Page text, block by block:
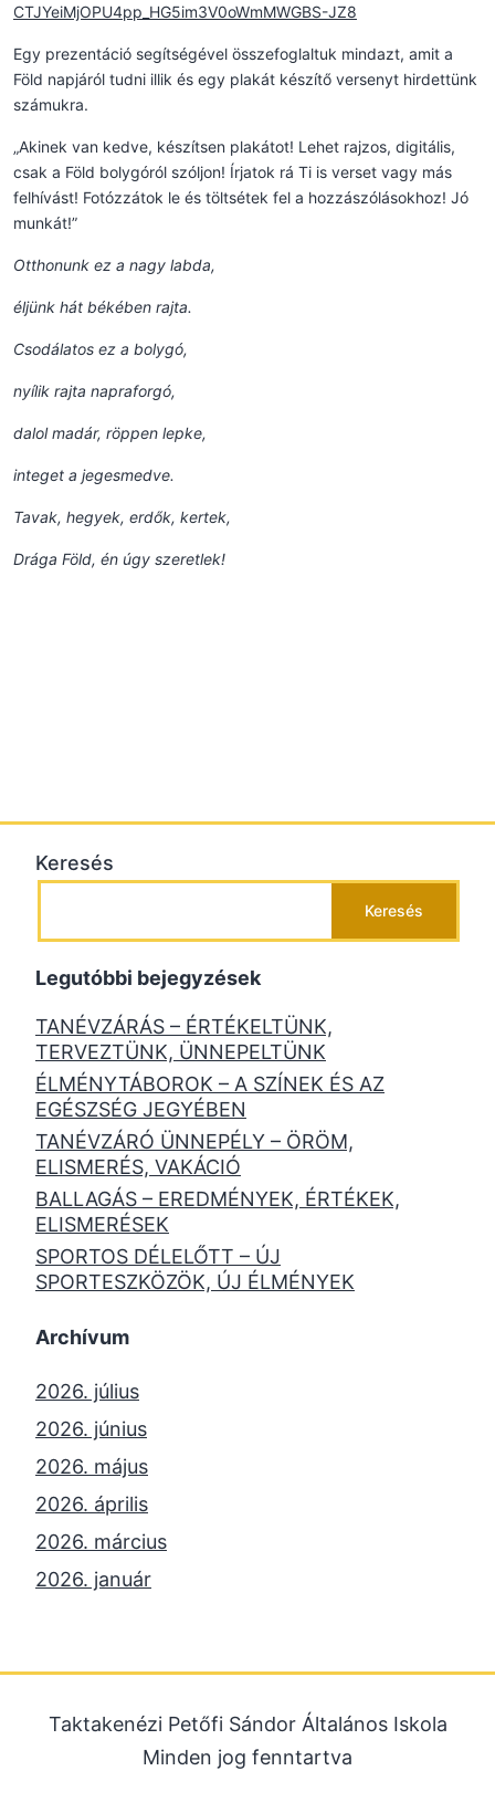
CTJYeiMjOPU4pp_HG5im3V0oWmMWGBS-JZ8
Egy prezentáció segítségével összefoglaltuk mindazt, amit a
Föld napjáról tudni illik és egy plakát készítő versenyt hirdettünk
számukra.
„Akinek van kedve, készítsen plakátot! Lehet rajzos, digitális,
csak a Föld bolygóról szóljon! Írjatok rá Ti is verset vagy más
felhívást! Fotózzátok le és töltsétek fel a hozzászólásokhoz! Jó
munkát!”
Otthonunk ez a nagy labda,
éljünk hát békében rajta.
Csodálatos ez a bolygó,
nyílik rajta napraforgó,
dalol madár, röppen lepke,
integet a jegesmedve.
Tavak, hegyek, erdők, kertek,
Drága Föld, én úgy szeretlek!
Keresés
Keresés
Legutóbbi bejegyzések
TANÉVZÁRÁS – ÉRTÉKELTÜNK,
TERVEZTÜNK, ÜNNEPELTÜNK
ÉLMÉNYTÁBOROK – A SZÍNEK ÉS AZ
EGÉSZSÉG JEGYÉBEN
TANÉVZÁRÓ ÜNNEPÉLY – ÖRÖM,
ELISMERÉS, VAKÁCIÓ
BALLAGÁS – EREDMÉNYEK, ÉRTÉKEK,
ELISMERÉSEK
SPORTOS DÉLELŐTT – ÚJ
SPORTESZKÖZÖK, ÚJ ÉLMÉNYEK
Archívum
2026. július
2026. június
2026. május
2026. április
2026. március
2026. január
2025. július
2025. június
Taktakenézi Petőfi Sándor Általános Iskola
Minden jog fenntartva